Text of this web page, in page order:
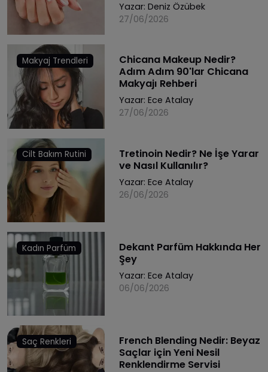
Yazar: Deniz Özübek
27/06/2026
Makyaj Trendleri
Chicana Makeup Nedir?
Adım Adım 90'lar Chicana
Makyajı Rehberi
Yazar: Ece Atalay
27/06/2026
Cilt Bakım Rutini
Tretinoin Nedir? Ne İşe Yarar
ve Nasıl Kullanılır?
Yazar: Ece Atalay
26/06/2026
Kadın Parfüm
Dekant Parfüm Hakkında Her
Şey
Yazar: Ece Atalay
06/06/2026
Saç Renkleri
French Blending Nedir: Beyaz
Saçlar için Yeni Nesil
Renklendirme Servisi